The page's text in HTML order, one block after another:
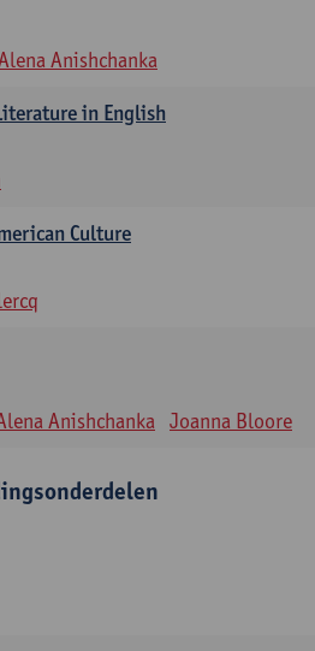
Anishchanka
in English
Culture
Anishchanka Joanna Bloore